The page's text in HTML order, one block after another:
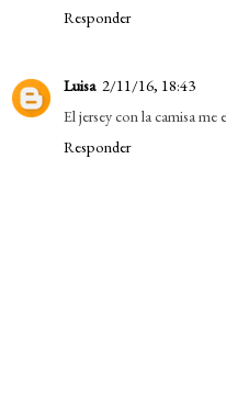
Responder
Luisa 2/11/16, 18:43
El jersey con la camisa me
Responder